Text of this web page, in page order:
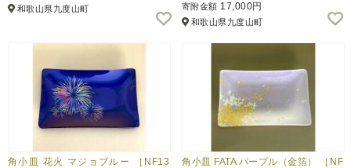
和歌山県九度山町 寄附金額 17,000円
和歌山県九度山町
角小皿 花火 マジョブルー ［NF13
角小皿 FATA パープル（金箔） ［NF